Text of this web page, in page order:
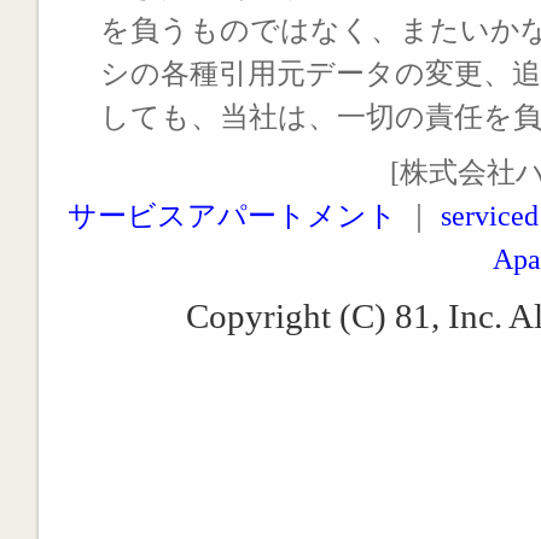
を負うものではなく、またいか
シの各種引用元データの変更、
しても、当社は、一切の責任を
[株式会社
サービスアパートメント
Copyright (C) 81, Inc.